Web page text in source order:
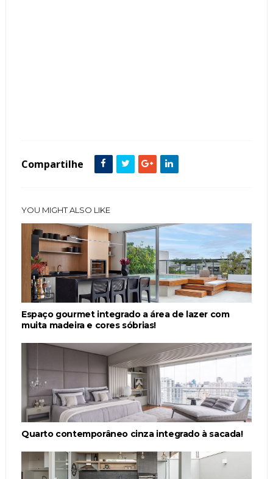
Compartilhe
YOU MIGHT ALSO LIKE
Espaço gourmet integrado a área de lazer com
muita madeira e cores sóbrias!
Quarto contemporâneo cinza integrado à sacada!